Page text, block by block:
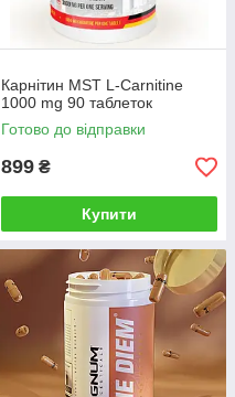
Карнітин MST L-Carnitine
1000 mg 90 таблеток
Готово до відправки
899 ₴
Купити